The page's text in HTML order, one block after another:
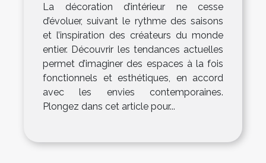
La décoration d’intérieur ne cesse
d’évoluer, suivant le rythme des saisons
et l’inspiration des créateurs du monde
entier. Découvrir les tendances actuelles
permet d’imaginer des espaces à la fois
fonctionnels et esthétiques, en accord
avec les envies contemporaines.
Plongez dans cet article pour...